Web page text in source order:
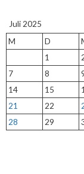
Juli 2025
M
D
1
7
8
14
15
21
22
28
29